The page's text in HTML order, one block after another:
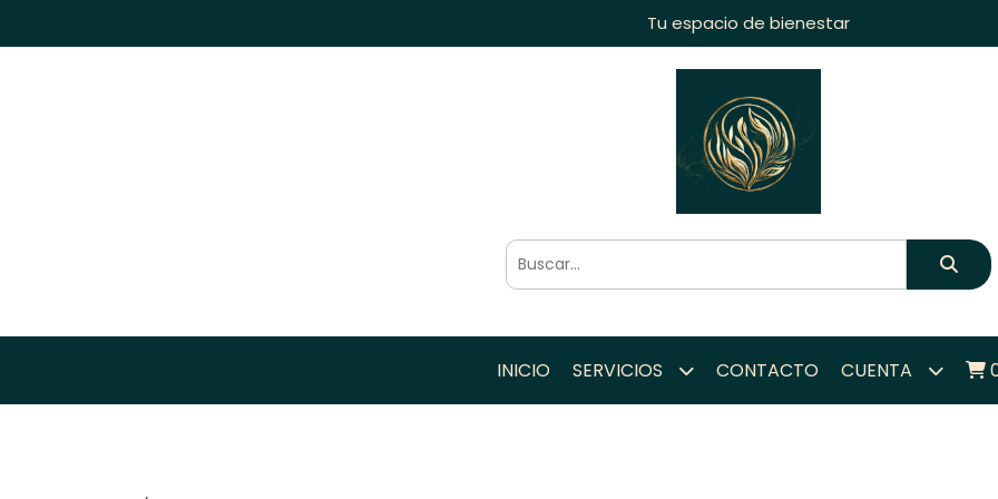
Tu espacio de bienestar
INICIO SERVICIOS CONTACTO CUENTA